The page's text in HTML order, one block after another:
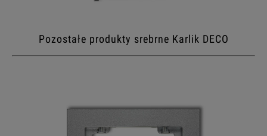
Pozostałe produkty srebrne Karlik DECO